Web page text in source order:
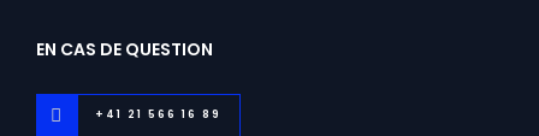
EN CAS DE QUESTION
+41 21 566 16 89